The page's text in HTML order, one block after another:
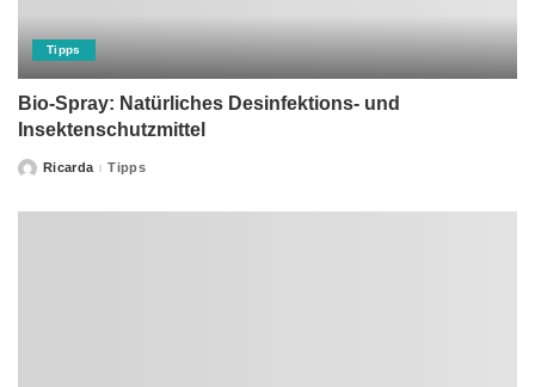
Tipps
Bio-Spray: Natürliches Desinfektions- und
Insektenschutzmittel
PostedRicarda Tipps